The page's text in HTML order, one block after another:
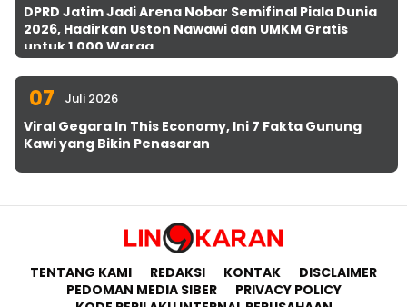
DPRD Jatim Jadi Arena Nobar Semifinal Piala Dunia
2026, Hadirkan Uston Nawawi dan UMKM Gratis
untuk 1.000 Warga
07 Juli 2026
Viral Gegara In This Economy, Ini 7 Fakta Gunung
Kawi yang Bikin Penasaran
TENTANG KAMI REDAKSI KONTAK
DISCLAIMER
PEDOMAN MEDIA SIBER
PRIVACY POLICY